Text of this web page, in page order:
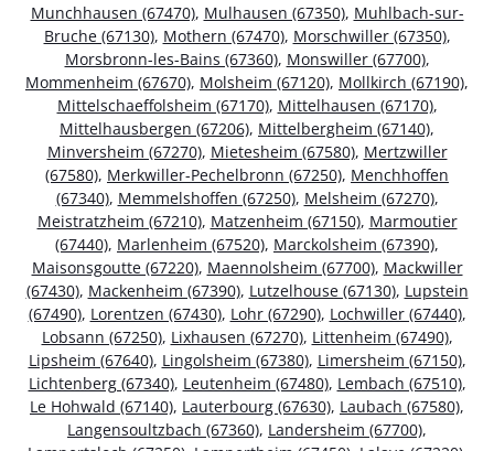
Munchhausen (67470), Mulhausen (67350), Muhlbach-sur-
Bruche (67130), Mothern (67470), Morschwiller (67350),
Morsbronn-les-Bains (67360), Monswiller (67700),
Mommenheim (67670), Molsheim (67120), Mollkirch (67190),
Mittelschaeffolsheim (67170), Mittelhausen (67170),
Mittelhausbergen (67206), Mittelbergheim (67140),
Minversheim (67270), Mietesheim (67580), Mertzwiller
(67580), Merkwiller-Pechelbronn (67250), Menchhoffen
(67340), Memmelshoffen (67250), Melsheim (67270),
Meistratzheim (67210), Matzenheim (67150), Marmoutier
(67440), Marlenheim (67520), Marckolsheim (67390),
Maisonsgoutte (67220), Maennolsheim (67700), Mackwiller
(67430), Mackenheim (67390), Lutzelhouse (67130), Lupstein
(67490), Lorentzen (67430), Lohr (67290), Lochwiller (67440),
Lobsann (67250), Lixhausen (67270), Littenheim (67490),
Lipsheim (67640), Lingolsheim (67380), Limersheim (67150),
Lichtenberg (67340), Leutenheim (67480), Lembach (67510),
Le Hohwald (67140), Lauterbourg (67630), Laubach (67580),
Langensoultzbach (67360), Landersheim (67700),